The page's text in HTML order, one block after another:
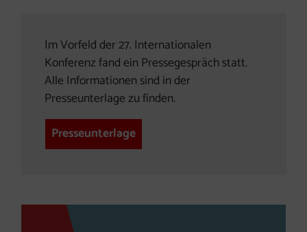
Im Vorfeld der 27. Internationalen
Konferenz fand ein Pressegespräch statt.
Alle Informationen sind in der
Presseunterlage zu finden.
Presseunterlage